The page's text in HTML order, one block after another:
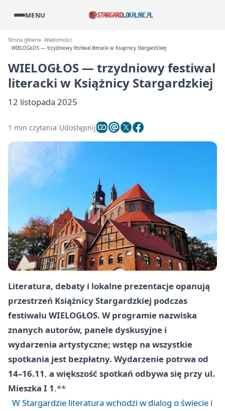
MENU
Strona główna Wiadomości
WIELOGŁOS — trzydniowy festiwal literacki w Książnicy Stargardzkiej
WIELOGŁOS — trzydniowy festiwal
literacki w Książnicy Stargardzkiej
12 listopada 2025
1 min czytania Udostępnij
Literatura, debaty i lokalne prezentacje opanują
przestrzeń Książnicy Stargardzkiej podczas
festiwalu WIELOGŁOS. W programie nazwiska
znanych autorów, panele dyskusyjne i
wydarzenia artystyczne; wstęp na wszystkie
spotkania jest bezpłatny. Wydarzenie potrwa od
14–16.11, a większość spotkań odbywa się przy ul.
Mieszka I 1.**
W Stargardzie literatura wchodzi w dialog o świecie i